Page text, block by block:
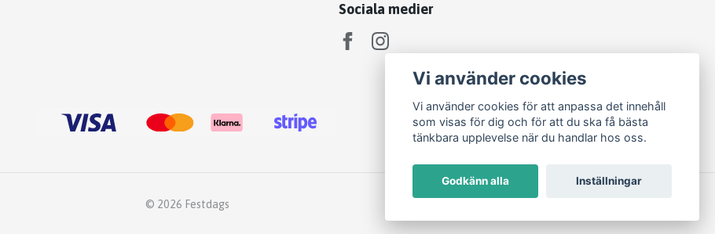
Sociala medier
© 2026 Festdags
Vi använder cookies
Vi använder cookies för att anpassa det innehåll
som visas för dig och för att du ska få bästa
tänkbara upplevelse när du handlar hos oss.
Godkänn alla Inställningar